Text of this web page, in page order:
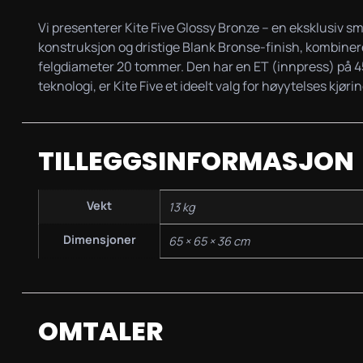
Vi presenterer Kite Five Glossy Bronze – en eksklusiv
konstruksjon og dristige Blank Bronse-finish,
felgdiameter 20 tommer. Den har en ET (innpress) på
teknologi, er Kite Five et ideelt valg for høyytelses
TILLEGGSINFORMASJON
Vekt 13 kg
Dimensjoner 65 × 65 × 36 cm
OMTALER